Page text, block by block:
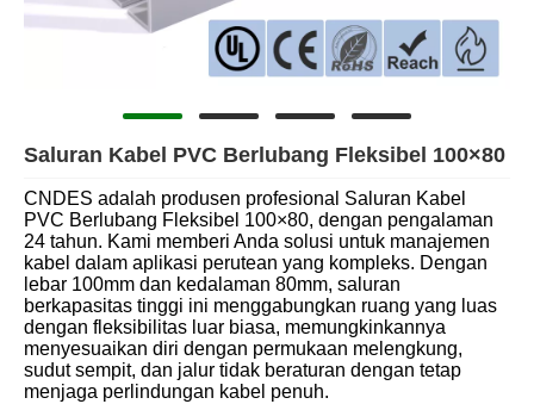
Saluran Kabel PVC Berlubang Fleksibel 100×80
CNDES adalah produsen profesional Saluran Kabel
PVC Berlubang Fleksibel 100×80, dengan pengalaman
24 tahun. Kami memberi Anda solusi untuk manajemen
kabel dalam aplikasi perutean yang kompleks. Dengan
lebar 100mm dan kedalaman 80mm, saluran
berkapasitas tinggi ini menggabungkan ruang yang luas
dengan fleksibilitas luar biasa, memungkinkannya
menyesuaikan diri dengan permukaan melengkung,
sudut sempit, dan jalur tidak beraturan dengan tetap
menjaga perlindungan kabel penuh.